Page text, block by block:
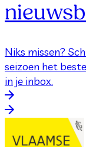
Niks missen?
seizoen het
in je inbox.